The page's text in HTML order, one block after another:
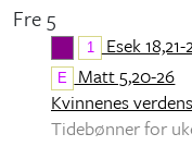
Fre 5
1 Esek 18,21-
E
Matt 5,20-26
Kvinnenes
Tidebønner for